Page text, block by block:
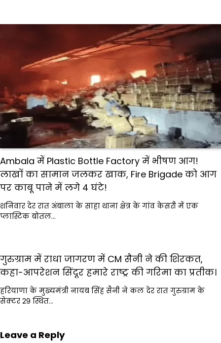
Ambala में Plastic Bottle Factory में भीषण आग!
लाखों का सामान जलकर खाक, Fire Brigade को आग
पर काबू पाने में लगे 4 घंटे!
शनिवार देर रात अंबाला के साहा थाना क्षेत्र के गांव केसरी में एक
प्लास्टिक बोतल…
गुरुग्राम में राधा जागरण में CM सैनी ने की शिरकत,
कहा-आपरेशन सिंदूर हमारे राष्ट्र की गरिमा का प्रतीक।
हरियाणा के मुख्यमंत्री नायब सिंह सैनी ने कल देर रात गुरुग्राम के
सेक्टर 29 स्थित…
Leave a Reply